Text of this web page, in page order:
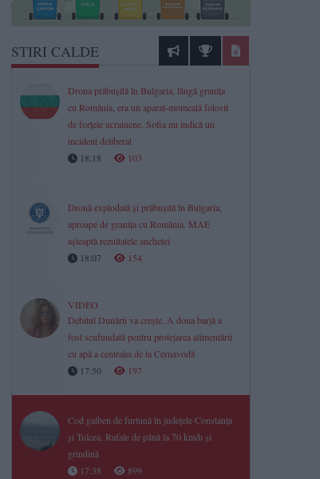
STIRI CALDE
Drona prăbușită în Bulgaria, lângă granița
cu România, era un aparat-momeală folosit
de forțele ucrainene. Sofia nu indică un
incident deliberat
18:18
103
Dronă explodată și prăbușită în Bulgaria,
aproape de granița cu România. MAE
așteaptă rezultatele anchetei
18:07
154
VIDEO
Debitul Dunării va crește. A doua barjă a
fost scufundată pentru protejarea alimentării
cu apă a centralei de la Cernavodă
17:50
197
Cod galben de furtună în județele Constanța
și Tulcea. Rafale de până la 70 km/h și
grindină
17:38
899